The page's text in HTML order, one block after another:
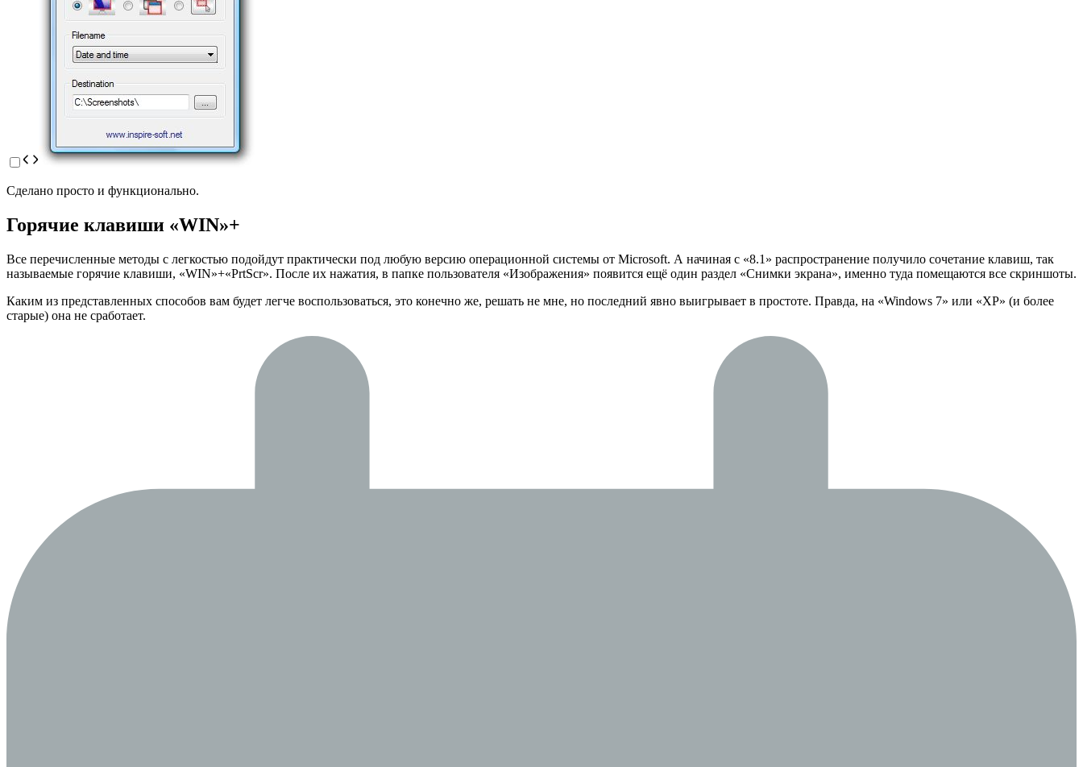
Сделано просто и функционально.
Горячие клавиши «WIN»+
Все перечисленные методы с легкостью подойдут практически под любую версию операционной системы от Microsoft. А начиная с «8.1» распространение получило сочетание клавиш, так
называемые горячие клавиши, «WIN»+«PrtScr». После их нажатия, в папке пользователя «Изображения» появится ещё один раздел «Снимки экрана», именно туда помещаются все скриншоты.
Каким из представленных способов вам будет легче воспользоваться, это конечно же, решать не мне, но последний явно выигрывает в простоте. Правда, на «Windows 7» или «XP» (и более
старые) она не сработает.